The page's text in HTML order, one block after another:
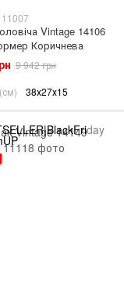
11007
Vintage 14106
Коричнева
9 942 грн
38х27х15